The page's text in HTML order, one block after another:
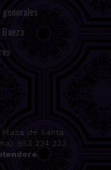
Plaza de Santa
953 234 233